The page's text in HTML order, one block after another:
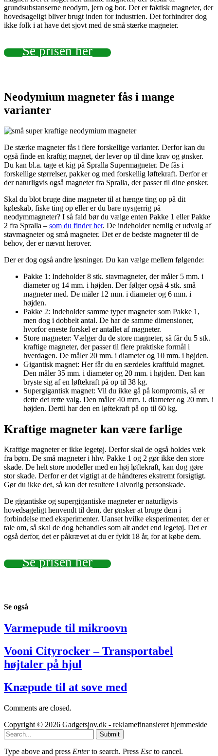
grundsubstanserne neodym, jern og bor. Det er faktisk magneter, der
hovedsageligt bliver brugt inden for industrien. Det forhindrer dog
ikke folk i at have det sjovt med de små stærke magneter.
Se prisen her
Neodymium magneter fås i mange
varianter
De stærke magneter fås i flere forskellige varianter. Derfor kan du
også finde en kraftig magnet, der lever op til dine krav og ønsker.
Du kan bl.a. tage et kig på Spralla Supermagneter. De fås i
forskellige størrelser, pakker og med forskellig løftekraft. Derfor er
der naturligvis også magneter fra Spralla, der passer til dine ønsker.
Skal du blot bruge dine magneter til at hænge ting op på dit
køleskab, fiske ting op eller er du bare nysgerrig på
neodymmagneter? I så fald bør du vælge enten Pakke 1 eller Pakke
2 fra Spralla – som du finder her. De indeholder nemlig et udvalg af
stavmagneter og små magneter. Det er de bedste magneter til de
behov, der er nævnt herover.
Der er dog også andre løsninger. Du kan vælge mellem følgende:
Pakke 1: Indeholder 8 stk. stavmagneter, der måler 5 mm. i
diameter og 14 mm. i højden. Der følger også 4 stk. små
magneter med. De måler 12 mm. i diameter og 6 mm. i
højden.
Pakke 2: Indeholder samme typer magneter som Pakke 1,
men dog i dobbelt antal. De har de samme dimensioner,
hvorfor eneste forskel er antallet af magneter.
Store magneter: Vælger du de store magneter, så får du 5 stk.
kraftige magneter, der passer til flere praktiske formål i
hverdagen. De måler 20 mm. i diameter og 10 mm. i højden.
Gigantisk magnet: Her får du en særdeles kraftfuld magnet.
Den måler 35 mm. i diameter og 20 mm. i højden. Den kan
bryste sig af en løftekraft på op til 38 kg.
Supergigantisk magnet: Vil du ikke gå på kompromis, så er
dette det rette valg. Den måler 40 mm. i. diameter og 20 mm. i
højden. Dertil har den en løftekraft på op til 60 kg.
Kraftige magneter kan være farlige
Kraftige magneter er ikke legetøj. Derfor skal de også holdes væk
fra børn. De små magneter i hhv. Pakke 1 og 2 gør ikke den store
skade. De helt store modeller med en høj løftekraft, kan dog gøre
stor skade. Derfor er det vigtigt at de håndteres ekstremt forsigtigt.
Gør du ikke det, så kan det resultere i alvorlig personskade.
De gigantiske og supergigantiske magneter er naturligvis
hovedsageligt henvendt til dem, der ønsker at bruge dem i
forbindelse med eksperimenter. Uanset hvilke eksperimenter, der er
tale om, så skal de dog behandles som alt andet end legetøj. Det er
også derfor, det er påkrævet at du er fyldt 18 år, for at købe dem.
Se prisen her
Se også
Varmepude til mikroovn
Vooni Cityrocker – Transportabel
højtaler på hjul
Knæpude til at sove med
Comments are closed.
Copyright © 2026 Gadgetsjov.dk - reklamefinansieret hjemmeside
Submit
Type above and press Enterto search. Press Esc to cancel.